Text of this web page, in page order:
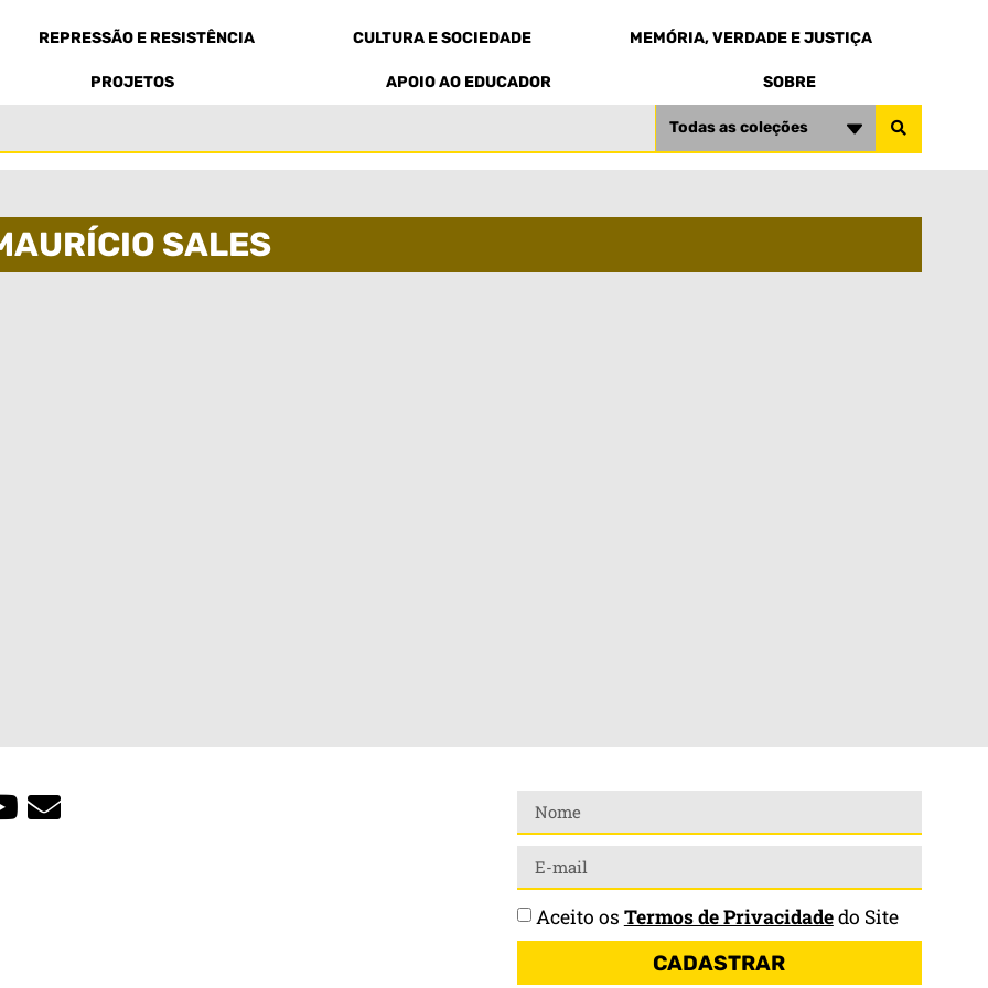
REPRESSÃO E RESISTÊNCIA CULTURA E SOCIEDADE MEMÓRIA, VERDADE E JUSTIÇA
PROJETOS APOIO AO EDUCADOR SOBRE
Todas as coleções
SALES
Aceito os Termos de Privacidadedo Site
CADASTRAR